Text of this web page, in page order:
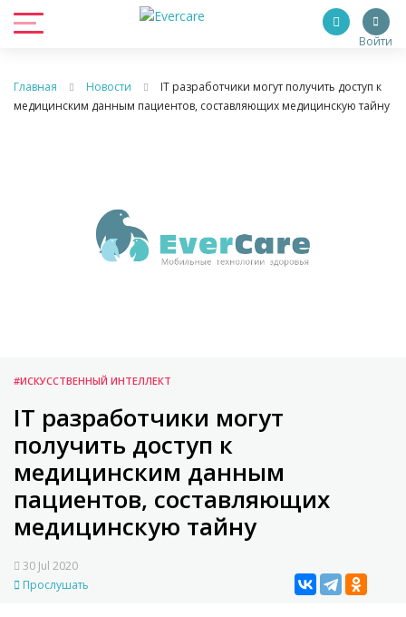
Войти
Главная Новости
IT разработчики могут получить доступ к
медицинским данным пациентов, составляющих медицинскую тайну
#ИСКУССТВЕННЫЙ ИНТЕЛЛЕКТ
IT разработчики могут
получить доступ к
медицинским данным
пациентов, составляющих
медицинскую тайну
30 Jul 2020
Прослушать